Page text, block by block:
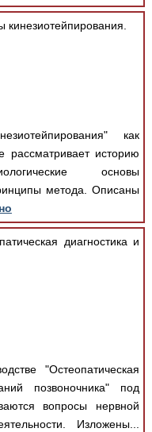
кинезиотейпирования.
как
рассматривает историю
основы
метода. Описаны
диагностика и
"Остеопатическая
позвоночника" под
вопросы нервной
Изложены...